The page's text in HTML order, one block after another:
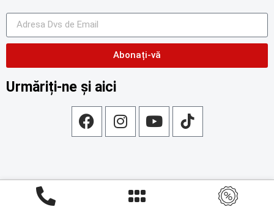
Abonați-vă
Urmăriți-ne și aici